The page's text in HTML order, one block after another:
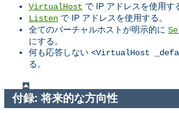
VirtualHost で IP アドレスを使用す
Listen で IP アドレスを使用する。
全てのバーチャルホストが明示的に
にする。
何も応答しない <VirtualHost
る。
付録: 将来的な方向性